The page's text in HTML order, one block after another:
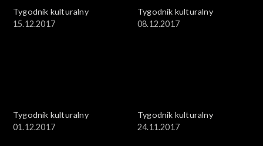
Tygodnik kulturalny
15.12.2017
Tygodnik kulturalny
08.12.2017
Tygodnik kulturalny
01.12.2017
Tygodnik kulturalny
24.11.2017